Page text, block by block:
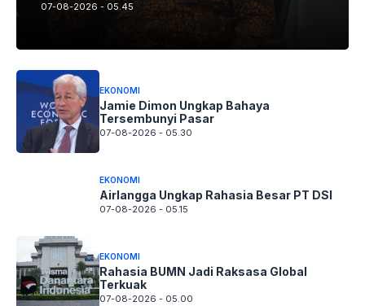
07-08-2026 - 05.45
EKONOMI
Jamie Dimon Ungkap Bahaya
Tersembunyi Pasar
07-08-2026 - 05.30
EKONOMI
Airlangga Ungkap Rahasia Besar PT DSI
07-08-2026 - 05.15
EKONOMI
Rahasia BUMN Jadi Raksasa Global
Terkuak
07-08-2026 - 05.00